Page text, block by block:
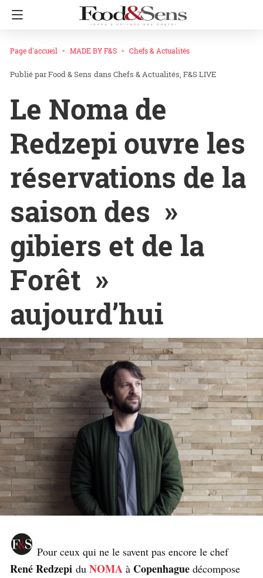
Page d'accueil MADE BY F&S Chefs & Actualités
Food & Sens dans Chefs & Actualités F&S LIVE
Le Noma de
Redzepi ouvre les
réservations de la
saison des »
gibiers et de la
Forêt »
aujourd’hui
Pour ceux qui ne le savent pas encore le chef
René Redzepi du NOMA à Copenhague décompose